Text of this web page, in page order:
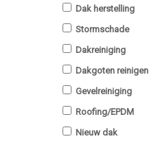
Dak herstelling
Stormschade
Dakreiniging
Dakgoten reinigen
Gevelreiniging
Roofing/EPDM
Nieuw dak